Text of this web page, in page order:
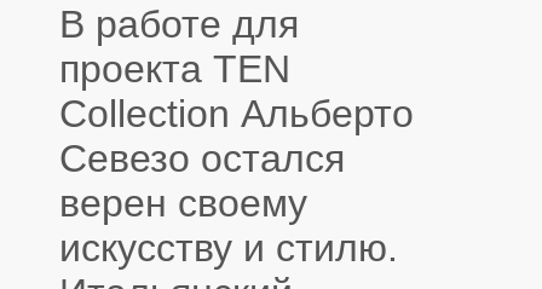
В работе для
проекта TEN
Collection Альберто
Севезо остался
верен своему
искусству и стилю.